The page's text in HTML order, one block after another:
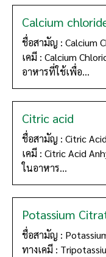
Calcium
ชื่อสามัญ : Calcium
เคมี : Calcium
อาหารที่ใช้เพื่อ...
Citric acid
ชื่อสามัญ : Citric
เคมี : Citric Acid
ในอาหาร...
Potassium
ชื่อสามัญ :
ทางเคมี :